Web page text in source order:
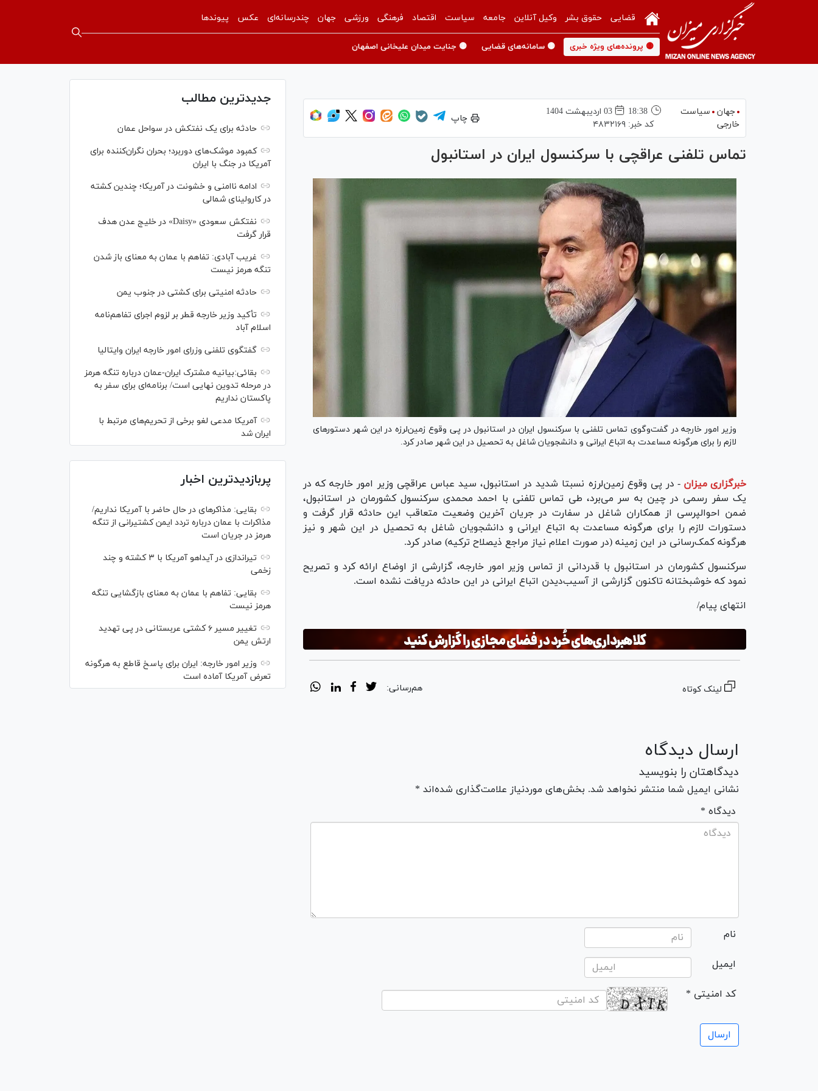
قضایی حقوق بشر وکیل آنلاین جامعه سیاست اقتصاد فرهنگی ورزشی جهان چندرسانه‌ای عکس پیوندها
🟡 پرونده‌های ویژه خبری 🟡 سامانه‌های قضایی 🟡 جنایت میدان علیخانی اصفهان
جهان
سیاست
خارجی
18:38
03 ارديبهشت 1404
کد خبر:۴۸۳۲۱۶۹
چاپ
تماس تلفنی عراقچی با سرکنسول ایران در استانبول
وزیر امور خارجه در گفت‌‌وگوی تماس تلفنی با سرکنسول ایران در استانبول در پی وقوع زمین‌لرزه در این شهر دستورهای
لازم را برای هرگونه مساعدت به اتباع ایرانی و دانشجویان شاغل به تحصیل در این شهر صادر کرد.
خبرگزاری میزان - در پی وقوع زمین‌لرزه نسبتا شدید در استانبول، سید عباس عراقچی وزیر امور خارجه که در
یک سفر رسمی در چین به سر می‌برد، طی تماس تلفنی با احمد محمدی سرکنسول کشورمان در استانبول،
ضمن احوالپرسی از همکاران شاغل در سفارت در جریان آخرین وضعیت متعاقب این حادثه قرار گرفت و
دستورات لازم را برای هرگونه مساعدت به اتباع ایرانی و دانشجویان شاغل به تحصیل در این شهر و نیز
هرگونه کمک‌رسانی در این زمینه (در صورت اعلام نیاز مراجع ذیصلاح ترکیه) صادر کرد.
سرکنسول کشورمان در استانبول با قدردانی از تماس وزیر امور خارجه، گزارشی از اوضاع ارائه کرد و تصریح
نمود که خوشبختانه تاکنون گزارشی از آسیب‌دیدن اتباع ایرانی در این حادثه دریافت نشده است.
انتهای پیام/
لینک کوتاه هم‌رسانی:
ارسال دیدگاه
دیدگاهتان را بنویسید
نشانی ایمیل شما منتشر نخواهد شد. بخش‌های موردنیاز علامت‌گذاری شده‌اند *
* دیدگاه
نام
ایمیل
* کد امنیتی
جدیدترین مطالب
حادثه برای یک نفتکش در سواحل عمان
کمبود موشک‌های دوربرد؛ بحران نگران‌کننده برای
آمریکا در جنگ با ایران
ادامه ناامنی و خشونت در آمریکا؛ چندین کشته
در کارولینای شمالی
نفتکش سعودی «Daisy» در خلیج عدن هدف
قرار گرفت
غریب آبادی: تفاهم با عمان به معنای باز شدن
تنگه هرمز نیست
حادثه امنیتی برای کشتی در جنوب یمن
تأکید وزیر خارجه قطر بر لزوم اجرای تفاهم‌نامه
اسلام آباد
گفتگوی تلفنی وزرای امور خارجه ایران وایتالیا
بقائی:بیانیه مشترک ایران-عمان درباره تنگه هرمز
در مرحله تدوین نهایی است/ برنامه‌ای برای سفر به
پاکستان نداریم
آمریکا مدعی لغو برخی از تحریم‌های مرتبط با
ایران شد
پربازدیدترین اخبار
بقایی: مذاکره‎ای در حال حاضر با آمریکا نداریم/
مذاکرات با عمان درباره تردد ایمن کشتیرانی از تنگه
هرمز در جریان است
تیراندازی در آیداهو آمریکا با ۳ کشته و چند
زخمی
بقایی: تفاهم با عمان به معنای بازگشایی تنگه
هرمز نیست
تغییر مسیر ۶ کشتی عربستانی در پی تهدید
ارتش یمن
وزیر امور خارجه: ایران برای پاسخ قاطع به هرگونه
تعرض آمریکا آماده است